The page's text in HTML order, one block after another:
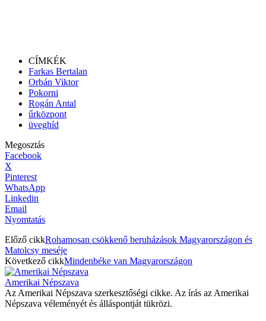
CÍMKÉK
Farkas Bertalan
Orbán Viktor
Pokorni
Rogán Antal
űrközpont
üveghíd
Megosztás
Facebook
X
Pinterest
WhatsApp
Linkedin
Email
Nyomtatás
Előző cikkRohamosan csökkenő beruházások Magyarországon és
Matolcsy meséje
Következő cikkMindenbéke van Magyarországon
Amerikai Népszava
Az Amerikai Népszava szerkesztőségi cikke. Az írás az Amerikai
Népszava véleményét és álláspontját tükrözi.